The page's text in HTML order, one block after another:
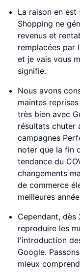
La raison en
Shopping ne
revenus et
remplacées par
et je vais vous
signifie.
Nous avons
maintes
très bien avec
résultats chuter
campagnes
noter que la fin
tendance du
changements
de commerce
meilleures
Cependant,
reproduire les
l'introduction
Google.
mieux